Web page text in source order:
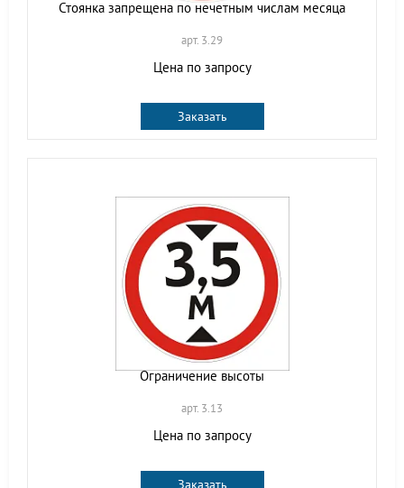
Стоянка запрещена по нечетным числам месяца
арт. 3.29
Цена по запросу
Заказать
Ограничение высоты
арт. 3.13
Цена по запросу
Заказать